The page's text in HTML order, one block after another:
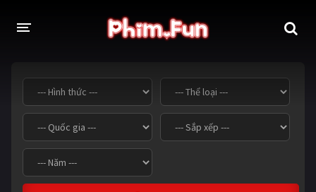
THỂ LOẠI
Thần thoại - Cổ trang Hành động
Tâm lý Chiến tranh
Võ thuật - Kiếm hiệp